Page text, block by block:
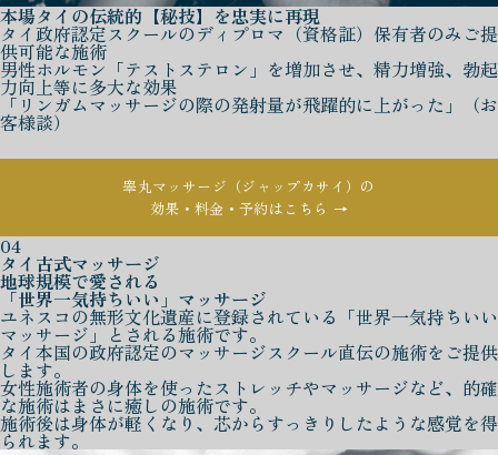
本場タイの伝統的【秘技】を忠実に再現
タイ政府認定スクールのディプロマ（資格証）保有者のみご提
供可能な施術
男性ホルモン「テストステロン」を増加させ、精力増強、勃起
力向上等に多大な効果
「リンガムマッサージの際の発射量が飛躍的に上がった」（お
客様談）
睾丸マッサージ（ジャップカサイ）の
効果・料金・予約はこちら →
04
タイ古式マッサージ
地球規模で愛される
「世界一気持ちいい」マッサージ
ユネスコの無形文化遺産に登録されている「世界一気持ちいい
マッサージ」とされる施術です。
タイ本国の政府認定のマッサージスクール直伝の施術をご提供
します。
女性施術者の身体を使ったストレッチやマッサージなど、的確
な施術はまさに癒しの施術です。
施術後は身体が軽くなり、芯からすっきりしたような感覚を得
られます。